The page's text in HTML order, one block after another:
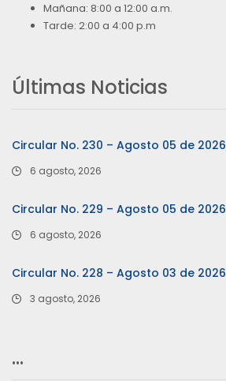
Mañana: 8:00 a 12:00 a.m.
Tarde: 2:00 a 4:00 p.m
Últimas Noticias
Circular No. 230 – Agosto 05 de 2026
6 agosto, 2026
Circular No. 229 – Agosto 05 de 2026
6 agosto, 2026
Circular No. 228 – Agosto 03 de 2026
3 agosto, 2026
…